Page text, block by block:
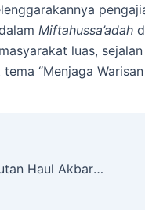
Miftahussa’adah
luas,
“Menjaga
Parade Penyambutan Haul Akbar dengan Kegiatan Jalan Sehat